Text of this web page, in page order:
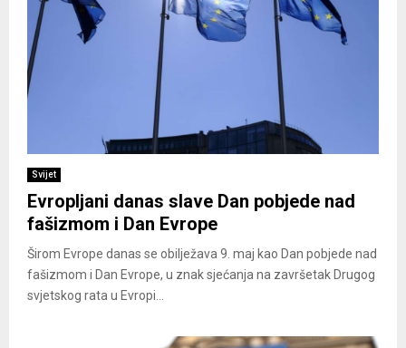
Svijet
Evropljani danas slave Dan pobjede nad
fašizmom i Dan Evrope
Širom Evrope danas se obilježava 9. maj kao Dan pobjede nad
fašizmom i Dan Evrope, u znak sjećanja na završetak Drugog
svjetskog rata u Evropi...